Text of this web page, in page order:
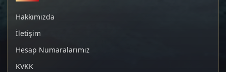
Hakkımızda
İletişim
Hesap Numaralarımız
KVKK